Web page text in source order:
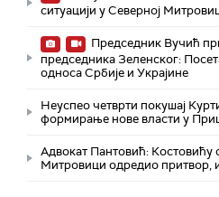
ситуацији у Северној
Председник Вучић
председника Зеленског:
односа Србије и Украјине
Неуспео четврти покушај
формирање нове власти у
Адвокат Пантовић: Костовићу
Митровици одредио притвор,